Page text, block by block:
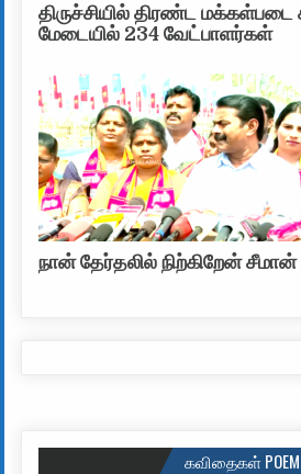
திருச்சியில் திரண்ட
மேடையில் 234 வேட்பாளர்கள்
நான் தேர்தலில் நிற்கிறேன் சீமான்
கவிதைகள்